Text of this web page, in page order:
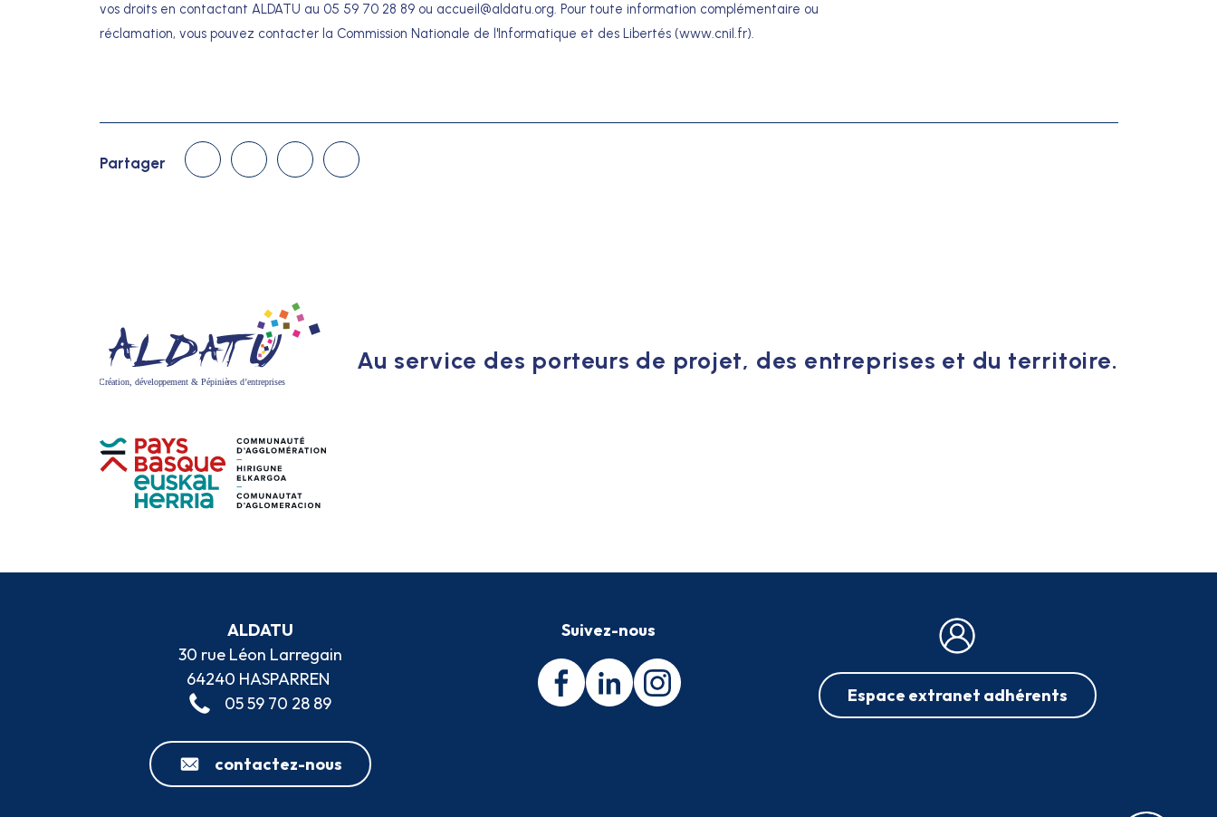
vos droits en contactant ALDATU au 05 59 70 28 89 ou accueil@aldatu.org. Pour toute information complémentaire ou
réclamation, vous pouvez contacter la Commission Nationale de l'Informatique et des Libertés (www.cnil.fr).
Partager Linked InFacebookTwitterCourriel
Au service des porteurs de projet, des entreprises et du territoire.
ALDATU
30 rue Léon Larregain
64240 HASPARREN
05 59 70 28 89
contactez-nous
Suivez-nous
Espace extranet adhérents